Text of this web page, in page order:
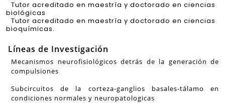
Tutor acreditado en maestría y doctorado en ciencias
biológicas
Tutor acreditado en maestría y doctorado en ciencias
bioquímicas.
Líneas de Investigación
Mecanismos neurofisiológicos detrás de la generación de
compulsiones
Subcircuitos de la corteza-ganglios basales-tálamo en
condiciones normales y neuropatologicas